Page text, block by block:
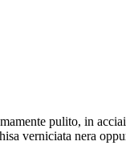
pulito, in
verniciata nera